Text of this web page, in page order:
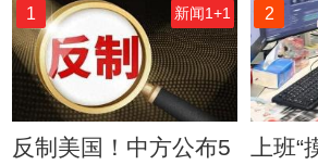
1 新闻1+1
反制美国！中方公布5
2
上班